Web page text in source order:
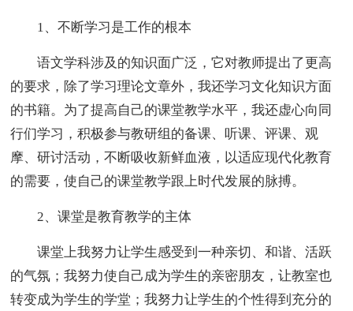
1、不断学习是工作的根本
语文学科涉及的知识面广泛，它对教师提出了更高
的要求，除了学习理论文章外，我还学习文化知识方面
的书籍。为了提高自己的课堂教学水平，我还虚心向同
行们学习，积极参与教研组的备课、听课、评课、观
摩、研讨活动，不断吸收新鲜血液，以适应现代化教育
的需要，使自己的课堂教学跟上时代发展的脉搏。
2、课堂是教育教学的主体
课堂上我努力让学生感受到一种亲切、和谐、活跃
的气氛；我努力使自己成为学生的亲密朋友，让教室也
转变成为学生的学堂；我努力让学生的个性得到充分的